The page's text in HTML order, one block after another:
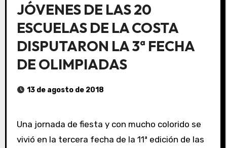
JÓVENES DE LAS 20
ESCUELAS DE LA COSTA
DISPUTARON LA 3ª FECHA
DE OLIMPIADAS
13 de agosto de 2018
Una jornada de fiesta y con mucho colorido se
vivió en la tercera fecha de la 11ª edición de las